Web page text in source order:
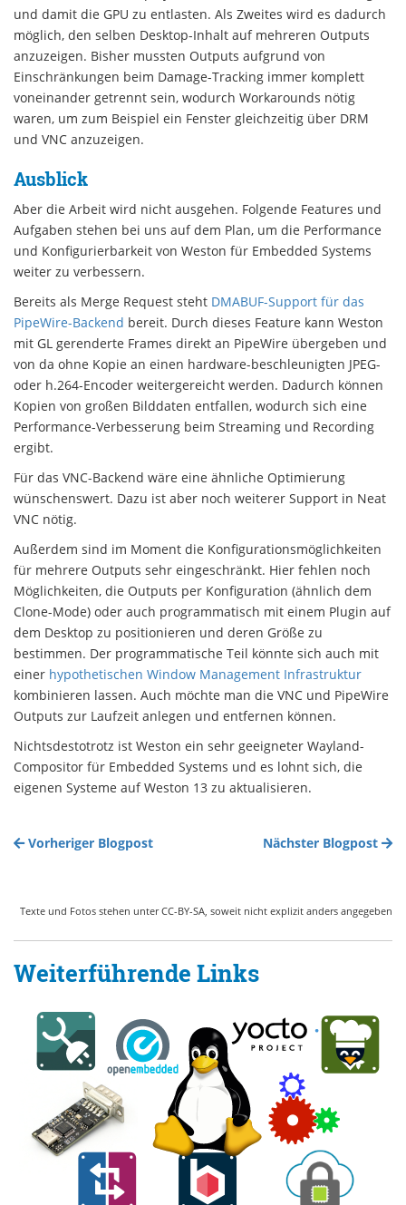
und damit die GPU zu entlasten. Als Zweites wird es dadurch
möglich, den selben Desktop-Inhalt auf mehreren Outputs
anzuzeigen. Bisher mussten Outputs aufgrund von
Einschränkungen beim Damage-Tracking immer komplett
voneinander getrennt sein, wodurch Workarounds nötig
waren, um zum Beispiel ein Fenster gleichzeitig über DRM
und VNC anzuzeigen.
Ausblick
Aber die Arbeit wird nicht ausgehen. Folgende Features und
Aufgaben stehen bei uns auf dem Plan, um die Performance
und Konfigurierbarkeit von Weston für Embedded Systems
weiter zu verbessern.
Bereits als Merge Request steht DMABUF-Support für das
PipeWire-Backend bereit. Durch dieses Feature kann Weston
mit GL gerenderte Frames direkt an PipeWire übergeben und
von da ohne Kopie an einen hardware-beschleunigten JPEG-
oder h.264-Encoder weitergereicht werden. Dadurch können
Kopien von großen Bilddaten entfallen, wodurch sich eine
Performance-Verbesserung beim Streaming und Recording
ergibt.
Für das VNC-Backend wäre eine ähnliche Optimierung
wünschenswert. Dazu ist aber noch weiterer Support in Neat
VNC nötig.
Außerdem sind im Moment die Konfigurationsmöglichkeiten
für mehrere Outputs sehr eingeschränkt. Hier fehlen noch
Möglichkeiten, die Outputs per Konfiguration (ähnlich dem
Clone-Mode) oder auch programmatisch mit einem Plugin auf
dem Desktop zu positionieren und deren Größe zu
bestimmen. Der programmatische Teil könnte sich auch mit
einer hypothetischen Window Management Infrastruktur
kombinieren lassen. Auch möchte man die VNC und PipeWire
Outputs zur Laufzeit anlegen und entfernen können.
Nichtsdestotrotz ist Weston ein sehr geeigneter Wayland-
Compositor für Embedded Systems und es lohnt sich, die
eigenen Systeme auf Weston 13 zu aktualisieren.
Vorheriger Blogpost Nächster Blogpost
Texte und Fotos stehen unter CC-BY-SA, soweit nicht explizit anders angegeben
Weiterführende Links